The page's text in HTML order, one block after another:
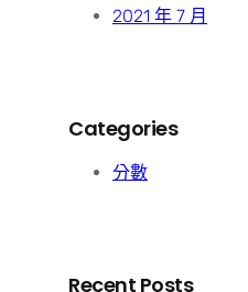
2021 年 7 月
Categories
分數
Recent Posts